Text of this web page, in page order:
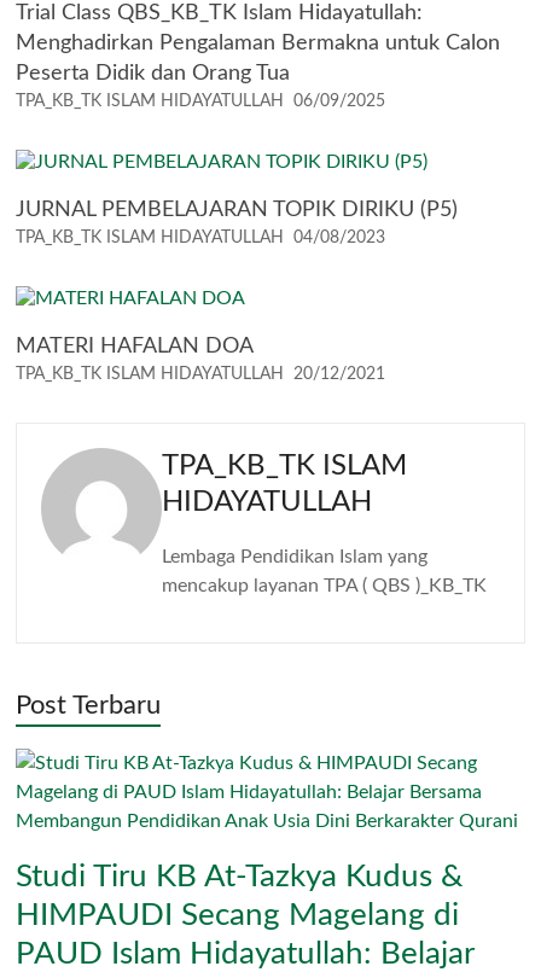
Trial Class QBS_KB_TK Islam Hidayatullah:
Menghadirkan Pengalaman Bermakna untuk Calon
Peserta Didik dan Orang Tua
TPA_KB_TK ISLAM HIDAYATULLAH 06/09/2025
JURNAL PEMBELAJARAN TOPIK DIRIKU (P5)
TPA_KB_TK ISLAM HIDAYATULLAH 04/08/2023
MATERI HAFALAN DOA
TPA_KB_TK ISLAM HIDAYATULLAH 20/12/2021
TPA_KB_TK ISLAM
HIDAYATULLAH
Lembaga Pendidikan Islam yang
mencakup layanan TPA ( QBS )_KB_TK
Post Terbaru
Studi Tiru KB At-Tazkya Kudus &
HIMPAUDI Secang Magelang di
PAUD Islam Hidayatullah: Belajar